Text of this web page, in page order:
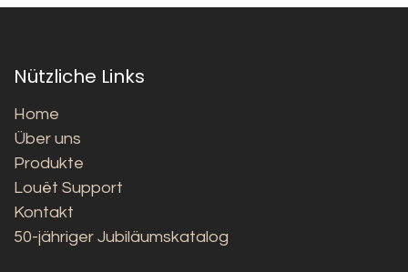
Nützliche Links
Home
Über uns
Produkte
Louët Support
Kontakt
50-jähriger Jubiläumskatalog